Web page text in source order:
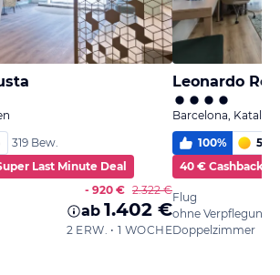
319 Bew.
Last Minute Deal
- 920 € 2.322 €
ab 1.402 €
2 ERW. • 1 WOCHE
Leonardo
Barcelona,
100% 5,6
40 € Cashback
Flug
ohne Verpflegung
Doppelzimmer